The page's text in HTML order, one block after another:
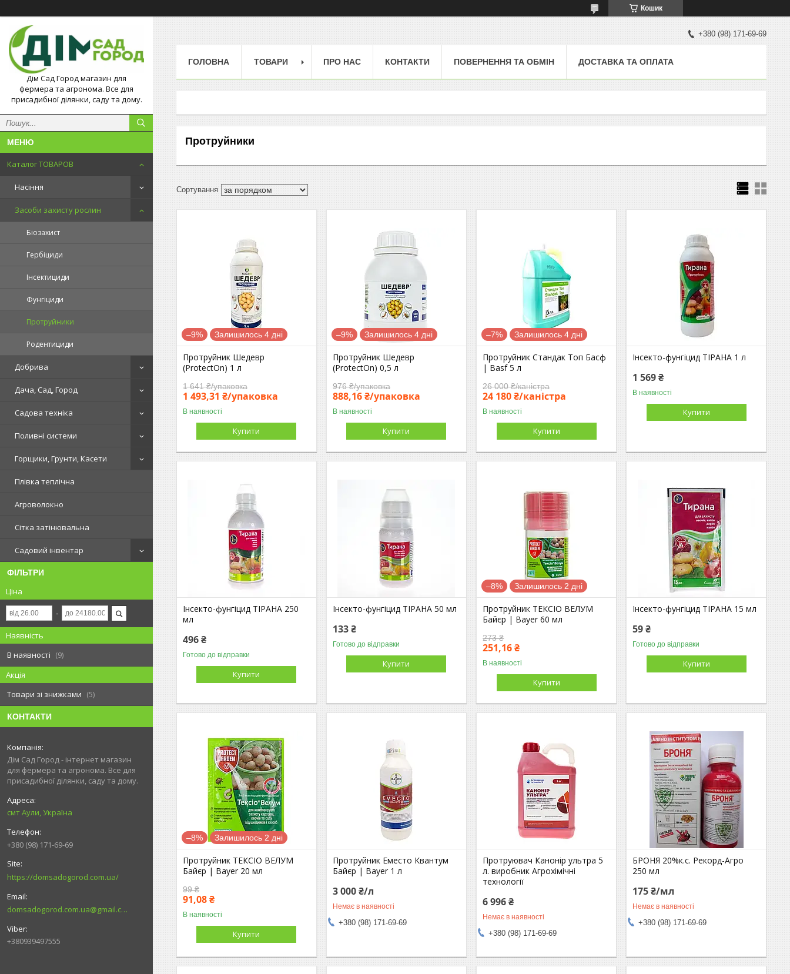
Кошик
Дім Сад Город магазин для
фермера та агронома. Все для
присадибної ділянки, саду та дому.
Каталог ТОВАРОВ
Насіння
Засоби захисту рослин
Біозахист
Гербіциди
Інсектициди
Фунгіциди
Протруйники
Родентициди
Добрива
Дача, Сад, Город
Садова техніка
Поливні системи
Горщики, Грунти, Касети
Плівка теплічна
Агроволокно
Сітка затінювальна
Садовий інвентар
ФІЛЬТРИ
Ціна
Наявність
В наявності
9
Акція
Товари зі знижками
5
КОНТАКТИ
Дім Сад Город - інтернет магазин
для фермера та агронома. Все для
присадибної ділянки, саду та дому.
смт Аули, Україна
+380 (98) 171-69-69
https://domsadogorod.com.ua/
domsadogorod.com.ua@gmail.com
+380939497555
+380 (98) 171-69-69
ГОЛОВНА ТОВАРИ ПРО НАС КОНТАКТИ ПОВЕРНЕННЯ ТА ОБМІН ДОСТАВКА ТА ОПЛАТА
Протруйники
–9% Залишилось 4 дні
Протруйник Шедевр
(ProtectOn) 1 л
1 641 ₴/упаковка
1 493,31 ₴/упаковка
В наявності
Купити
–9% Залишилось 4 дні
Протруйник Шедевр
(ProtectOn) 0,5 л
976 ₴/упаковка
888,16 ₴/упаковка
В наявності
Купити
–7% Залишилось 4 дні
Протруйник Стандак Топ Басф
| Basf 5 л
26 000 ₴/каністра
24 180 ₴/каністра
В наявності
Купити
Інсекто-фунгіцид ТІРАНА 1 л
1 569 ₴
В наявності
Купити
Інсекто-фунгіцид ТІРАНА 250
мл
496 ₴
Готово до відправки
Купити
Інсекто-фунгіцид ТІРАНА 50 мл
133 ₴
Готово до відправки
Купити
–8% Залишилось 2 дні
Протруйник ТЕКСІО ВЕЛУМ
Байєр | Bayer 60 мл
273 ₴
251,16 ₴
В наявності
Купити
Інсекто-фунгіцид ТІРАНА 15 мл
59 ₴
Готово до відправки
Купити
–8% Залишилось 2 дні
Протруйник ТЕКСІО ВЕЛУМ
Байєр | Bayer 20 мл
99 ₴
91,08 ₴
В наявності
Купити
Протруйник Еместо Квантум
Байєр | Bayer 1 л
3 000 ₴/л
Немає в наявності
+380 (98) 171-69-69
Протруювач Канонір ультра 5
л. виробник Агрохімічні
технології
6 996 ₴
Немає в наявності
+380 (98) 171-69-69
БРОНЯ 20%к.с. Рекорд-Агро
250 мл
175 ₴/мл
Немає в наявності
+380 (98) 171-69-69